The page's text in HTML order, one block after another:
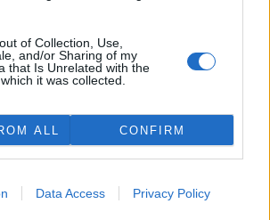
of Collection, Use,
and/or Sharing of my
that Is Unrelated with the
it was collected.
ALL CONFIRM
Data Access Privacy Policy
může své vyjádření k vlivům této stavby na
ministerstvu do 13. srpna 2026.
slibuje právo na opravu.
skutečně levnější?
novou evropskou směrnici o